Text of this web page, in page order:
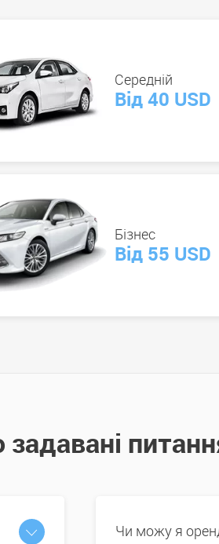
Середній
Від 40 USD
Бізнес
Від 55 USD
задавані
Чи можу я